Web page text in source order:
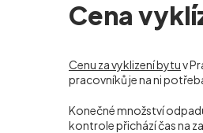
Cena
Cenu za vyklizení bytuv
pracovníků je na ni
Konečné množství
kontrole přichází čas na